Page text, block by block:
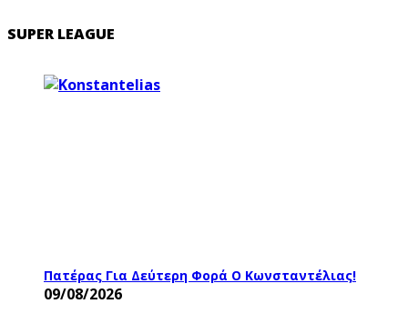
SUPER LEAGUE
Πατέρας Για Δεύτερη Φορά Ο Κωνσταντέλιας!
09/08/2026